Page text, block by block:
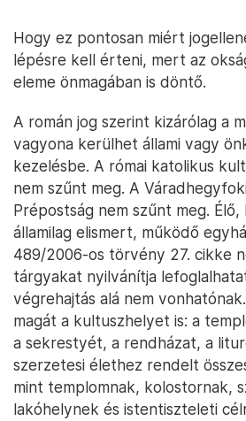
Hogy ez pontosan miért
lépésre kell érteni, mert az
eleme önmagában is döntő.
A román jog szerint kizárólag a
vagyona kerülhet állami vagy
kezelésbe. A római katolikus
nem szűnt meg. A
Prépostság nem szűnt meg.
államilag elismert, működő
489/2006-os törvény 27. cikke
tárgyakat nyilvánítja
végrehajtás alá nem
magát a kultuszhelyet is: a
a sekrestyét, a rendházat, a
szerzetesi élethez rendelt
mint templomnak, kolostornak,
lakóhelynek és istentiszteleti